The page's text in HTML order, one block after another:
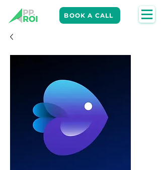
BOOK A CALL